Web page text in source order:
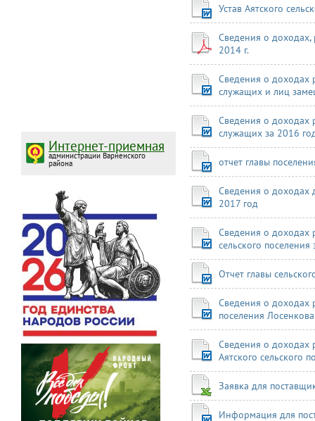
Устав Аятского
Сведения о доходах,
2014 г.
Сведения о доходах
служащих и лиц
Сведения о доходах
служащих за 2016
отчет главы
Сведения о доходах
2017 год
Сведения о доходах
сельского поселения
Отчет главы
Сведения о доходах
поселения
Сведения о доходах
Аятского сельского
Заявка для
Информация для
Интернет-приемная
администрации Варненского
района